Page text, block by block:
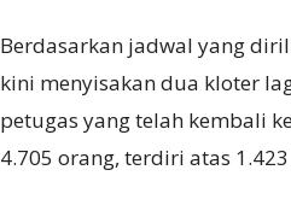
Berdasarkan jadwal yang
kini menyisakan dua kloter
petugas yang telah kembali
4.705 orang, terdiri atas